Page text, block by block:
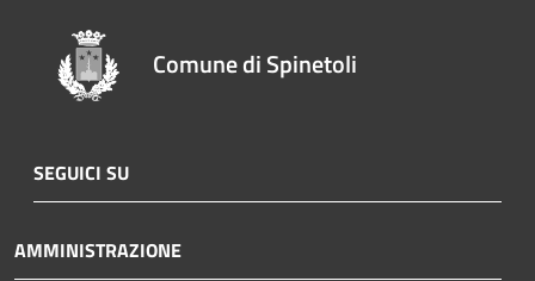
Comune di Spinetoli
SEGUICI SU
AMMINISTRAZIONE